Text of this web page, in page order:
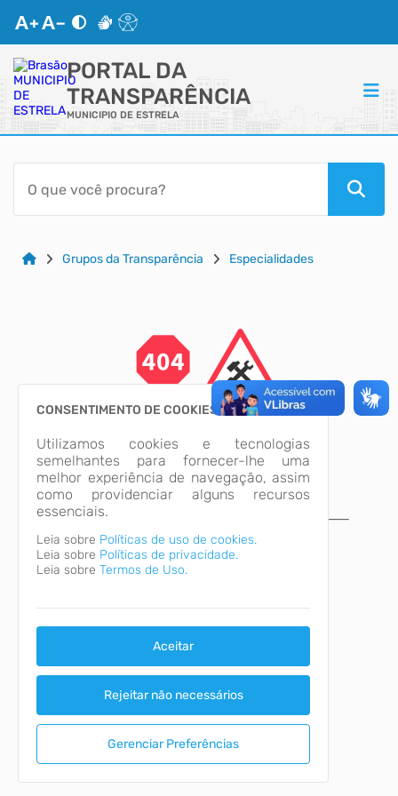
PORTAL DA
TRANSPARÊNCIA
MUNICIPIO DE ESTRELA
ACESSO RÁPIDO
Acessibilidade
CidadãoGrupos da Transparência Especialidades
A página não foi
encontrada!
Voltar para o início
CONSENTIMENTO DE COOKIES
Utilizamos cookies e tecnologias
semelhantes para fornecer-lhe uma
melhor experiência de navegação, assim
como providenciar alguns recursos
essenciais.
Leia sobre Políticas de uso de cookies.
Leia sobre Políticas de privacidade.
Leia sobre Termos de Uso.
Aceitar
Rejeitar não necessários
Gerenciar Preferências